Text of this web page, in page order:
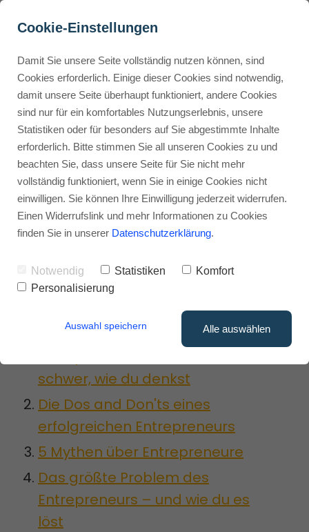
Buyer Personas erstellen
Landingpage optimieren
Internal Linking Tool
Entrepreneur - die
ultimative Übersicht 2025
(Alles was du als
Entrepreneur wissen
musst)
Werbehinweis: Links mit Sternchen (*) sind Affiliate-Links. Kaufst
du darüber ein, erhalte ich eine Provision – ohne Mehrkosten für
dich.
Stephan Ochmann
schwer, wie du denkst
Die Dos and Don'ts eines
erfolgreichen Entrepreneurs
5 Mythen über Entrepreneure
Das größte Problem des
Entrepreneurs – und wie du es
löst
Cookie-Einstellungen
Damit Sie unsere Seite vollständig nutzen können, sind
Cookies erforderlich. Einige dieser Cookies sind notwendig,
damit unsere Seite überhaupt funktioniert, andere Cookies
sind nur für ein komfortables Nutzungserlebnis, unsere
Statistiken oder für besonders auf Sie abgestimmte Inhalte
erforderlich. Bitte stimmen Sie all unseren Cookies zu und
beachten Sie, dass unsere Seite für Sie nicht mehr
vollständig funktioniert, wenn Sie in einige Cookies nicht
einwilligen. Sie können Ihre Einwilligung jederzeit widerrufen.
Einen Widerrufslink und mehr Informationen zu Cookies
finden Sie in unserer Datenschutzerklärung.
Notwendig Statistiken
Komfort
Personalisierung
Auswahl speichern Alle auswählen